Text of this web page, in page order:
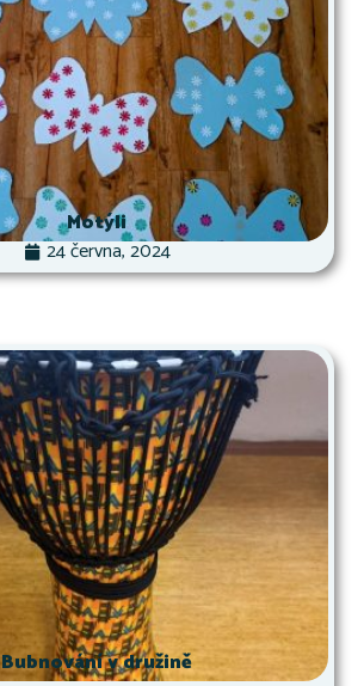
Motýli
24 června, 2024
Bubnování v družině